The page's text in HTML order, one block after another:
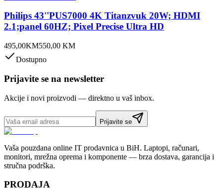
Philips 43''PUS7000 4K Titanzvuk 20W; HDMI
2.1;panel 60HZ; Pixel Precise Ultra HD
495,00KM550,00 KM
Dostupno
Prijavite se na newsletter
Akcije i novi proizvodi — direktno u vaš inbox.
Prijavite se
Vaša pouzdana online IT prodavnica u BiH. Laptopi, računari,
monitori, mrežna oprema i komponente — brza dostava, garancija i
stručna podrška.
PRODAJA